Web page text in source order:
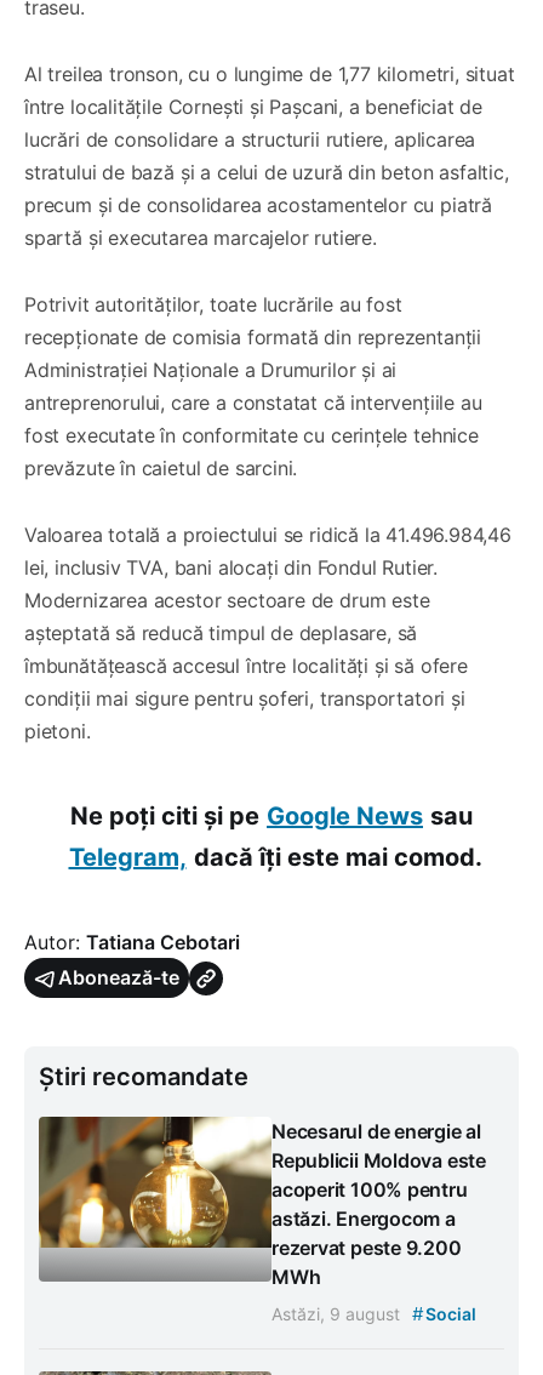
traseu.
Al treilea tronson, cu o lungime de 1,77 kilometri, situat
între localitățile Cornești și Pașcani, a beneficiat de
lucrări de consolidare a structurii rutiere, aplicarea
stratului de bază și a celui de uzură din beton asfaltic,
precum și de consolidarea acostamentelor cu piatră
spartă și executarea marcajelor rutiere.
Potrivit autorităților, toate lucrările au fost
recepționate de comisia formată din reprezentanții
Administrației Naționale a Drumurilor și ai
antreprenorului, care a constatat că intervențiile au
fost executate în conformitate cu cerințele tehnice
prevăzute în caietul de sarcini.
Valoarea totală a proiectului se ridică la 41.496.984,46
lei, inclusiv TVA, bani alocați din Fondul Rutier.
Modernizarea acestor sectoare de drum este
așteptată să reducă timpul de deplasare, să
îmbunătățească accesul între localități și să ofere
condiții mai sigure pentru șoferi, transportatori și
pietoni.
Ne poți citi și pe Google News sau
Telegram, dacă îți este mai comod.
Autor: Tatiana Cebotari
Abonează-te
Știri recomandate
Necesarul de energie al
Republicii Moldova este
acoperit 100% pentru
astăzi. Energocom a
rezervat peste 9.200
MWh
Astăzi, 9 august #Social